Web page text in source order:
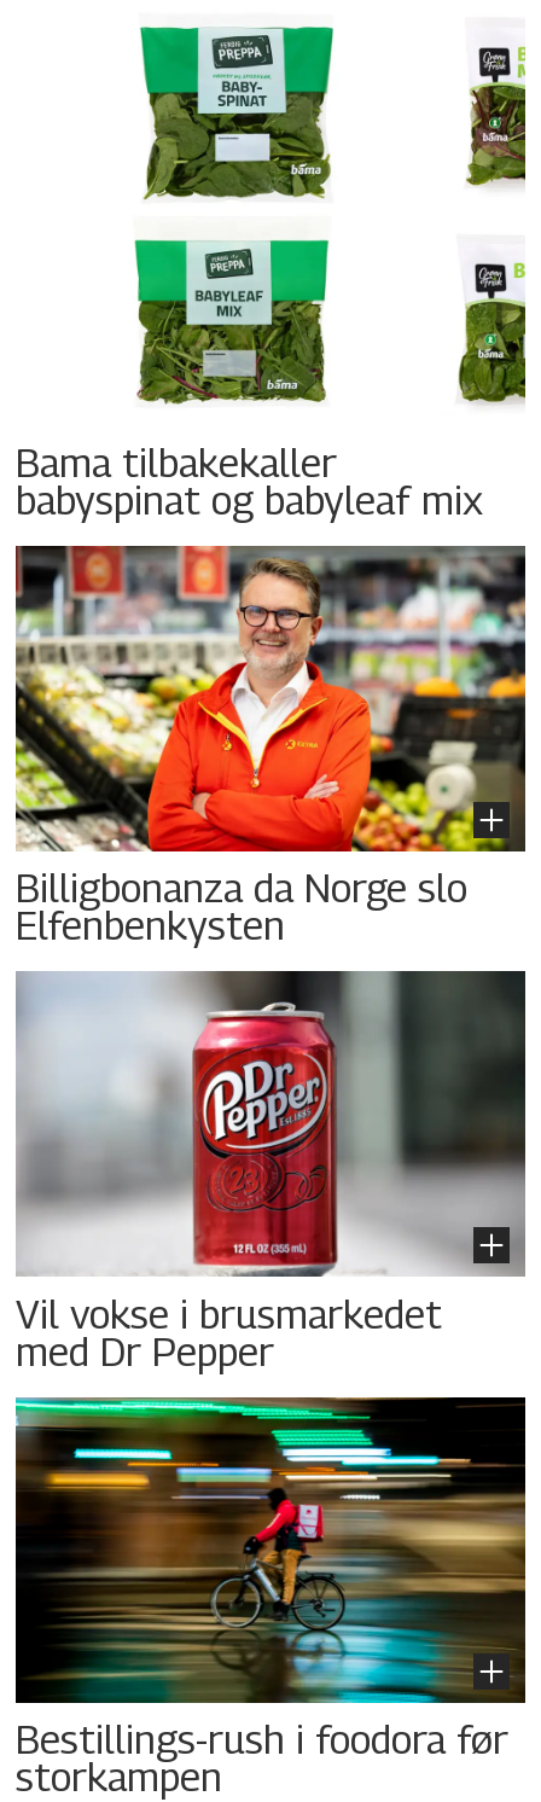
Bama tilbakekaller
babyspinat og babyleaf mix
Billigbonanza da Norge slo
Elfenbenkysten
Vil vokse i brusmarkedet
med Dr Pepper
Bestillings-rush i foodora før
storkampen